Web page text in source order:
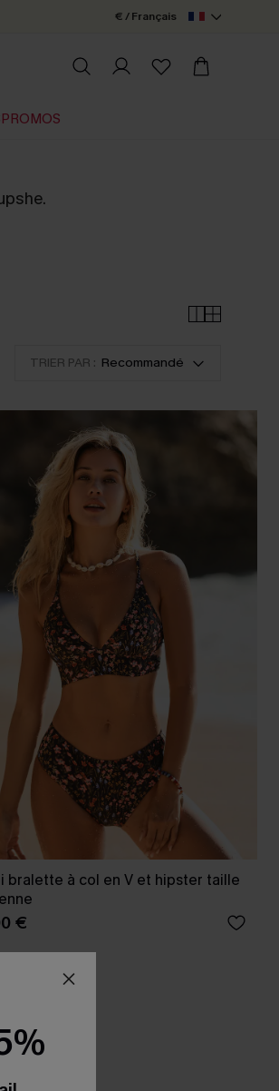
€ / Français
PROMOS
TRIER PAR : Recommandé
bralette à col en V et hipster taille
€